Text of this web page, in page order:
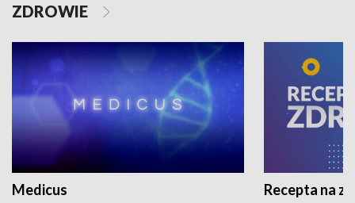
ZDROWIE
Medicus Recepta na